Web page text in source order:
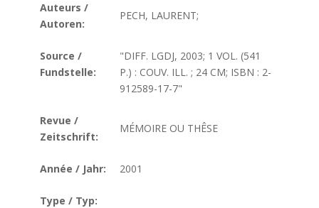
Auteurs /
Autoren:
PECH, LAURENT;
Source /
Fundstelle:
"DIFF. LGDJ, 2003; 1 VOL. (541
P.) : COUV. ILL. ; 24 CM; ISBN : 2-
912589-17-7"
Revue /
Zeitschrift:
MÉMOIRE OU THÊSE
Année / Jahr: 2001
Type / Typ: